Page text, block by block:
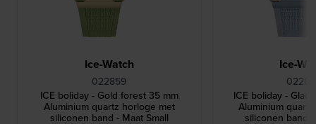
Ice-Watch
022859
ICE boliday - Gold forest 35 mm
Aluminium quartz horloge met
siliconen band - Maat Small
Ice-
ICE boliday -
Aluminium
siliconen band